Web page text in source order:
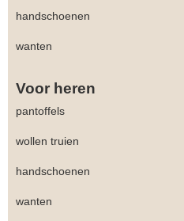
handschoenen
wanten
Voor heren
pantoffels
wollen truien
handschoenen
wanten